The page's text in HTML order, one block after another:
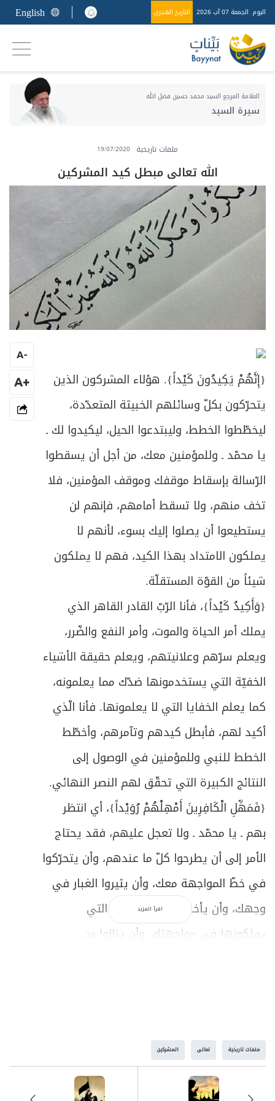
اليوم الجمعة 07 آب 2026 التاريخ الهجري English
العلامة المرجع السيد محمد حسين فضل الله
سيرة السيد
ملفات تاريخية 19/07/2020
الله تعالى مبطل كيد المشركين
{إِنَّهُمْ يَكِيدُونَ كَيْداً}. هؤلاء المشركون الذين
يتحرّكون بكلّ وسائلهم الخبيثة المتعدّدة،
ليخطّطوا الخطط، وليبتدعوا الحيل، ليكيدوا لك ـ
يا محمّد ـ وللمؤمنين معك، من أجل أن يسقطوا
الرّسالة بإسقاط موقفك وموقف المؤمنين، فلا
تخف منهم، ولا تسقط أمامهم، فإنهم لن
يستطيعوا أن يصلوا إليك بسوء، لأنهم لا
يملكون الامتداد بهذا الكيد، فهم لا يملكون
شيئاً من القوّة المستقلّة.
{وَأَكِيدُ كَيْداً}، فأنا الرّبّ القادر القاهر الذي
يملك أمر الحياة والموت، وأمر النفع والضّرر،
ويعلم سرّهم وعلانيتهم، ويعلم حقيقة الأشياء
الخفيّة التي يستخدمونها ضدّك مما يعلمونه،
كما يعلم الخفايا التي لا يعلمونها. فأنا الّذي
أكيد لهم، فأبطل كيدهم وتآمرهم، وأخطّط
الخطط للنبي وللمؤمنين في الوصول إلى
النتائج الكبيرة التي تحقّق لهم النصر النهائي.
{فَمَهِّلِ الْكَافِرِينَ أَمْهِلْهُمْ رُوَيْداً}، أي انتظر
بهم ـ يا محمّد ـ ولا تعجل عليهم، فقد يحتاج
الأمر إلى أن يطرحوا كلّ ما عندهم، وأن يتحرّكوا
في خطّ المواجهة معك، وأن يثيروا الغبار في
وجهك، وأن يأخذوا بأسباب القوّة التي
يملكونها في مواجهتك، وأن ينالوا من
خطّ التحدّي الكبير، لتتعمّق تجربتهم، وتتصلّب
مواقفهم، ويكبر موقعهم، وتتّسع ذهنيّتهم،
اقرأ المزيد
-
A
+A
ملفات تاريخية تعالى المشركين